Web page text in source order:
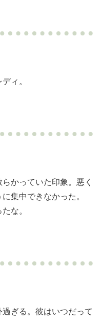
ィ。
かっていた印象。悪く
集中できなかった。
な。
ぎる。彼はいつだって